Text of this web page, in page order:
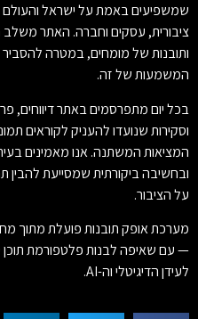
שמשפיעים באמת על ישראל והעולם
ציבורית, עסקים וחברה. האתר משלב
ותובנות של מומחים, במטרה
המשמעות של זה.
בכל יום מתפרסמים באתר דיווחים,
וסקירות שנועדו להעניק לקוראים
המציאות המשתנה. אנו מאמינים
ובחשיבה ביקורתית שמסייעת
על הציבור.
מערכת אופק תובנות פועלת מתוך
— עם שאיפה לבנות פלטפורמת תוכן
לעידן הדיגיטלי וה-AI.